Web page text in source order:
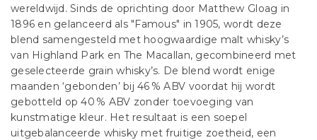
wereldwijd. Sinds de oprichting door Matthew Gloag in
1896 en gelanceerd als "Famous" in 1905, wordt deze
blend samengesteld met hoogwaardige malt whisky’s
van Highland Park en The Macallan, gecombineerd met
geselecteerde grain whisky’s. De blend wordt enige
maanden ‘gebonden’ bij 46 % ABV voordat hij wordt
gebotteld op 40 % ABV zonder toevoeging van
kunstmatige kleur. Het resultaat is een soepel
uitgebalanceerde whisky met fruitige zoetheid, een